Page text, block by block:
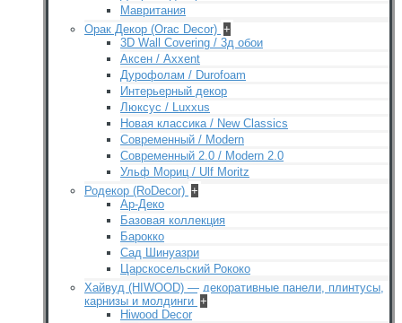
Мавритания
Орак Декор (Orac Decor) +
3D Wall Covering / 3д обои
Аксен / Axxent
Дурофолам / Durofoam
Интерьерный декор
Люксус / Luxxus
Новая классика / New Classics
Современный / Modern
Современный 2.0 / Modern 2.0
Ульф Мориц / Ulf Moritz
Родекор (RoDecor) +
Ар-Деко
Базовая коллекция
Барокко
Сад Шинуазри
Царскосельский Рококо
Хайвуд (HIWOOD) — декоративные панели, плинтусы,
карнизы и молдинги +
Hiwood Decor